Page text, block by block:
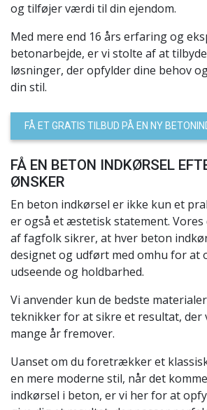
og tilføjer værdi til din ejendom.
Med mere end 16 års erfaring og
betonarbejde, er vi stolte af at
løsninger, der opfylder dine behov
din stil.
FÅ ET GRATIS TILBUD PÅ EN NY
FÅ EN BETON INDKØRSEL
ØNSKER
En beton indkørsel er ikke kun et
er også et æstetisk statement. Vores
af fagfolk sikrer, at hver beton
designet og udført med omhu for at
udseende og holdbarhed.
Vi anvender kun de bedste
teknikker for at sikre et resultat, der
mange år fremover.
Uanset om du foretrækker et
en mere moderne stil, når det
indkørsel i beton, er vi her for at